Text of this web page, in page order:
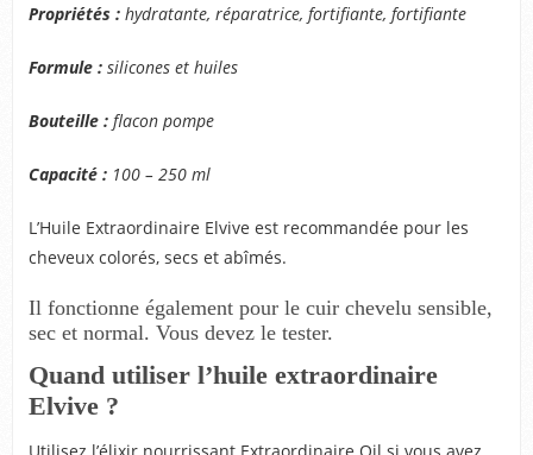
Propriétés :hydratante, réparatrice, fortifiante, fortifiante
Formule :silicones et huiles
Bouteille :flacon pompe
Capacité :100 – 250 ml
L’Huile Extraordinaire Elvive est recommandée pour les
cheveux colorés, secs et abîmés.
Il fonctionne également pour le cuir chevelu sensible,
sec et normal. Vous devez le tester.
Quand utiliser l’huile extraordinaire
Elvive ?